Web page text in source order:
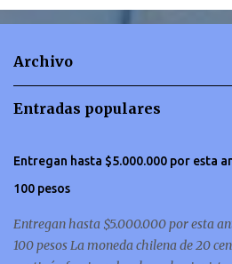
n
Archivo
Entradas populares
Entregan hasta $5.000.000 por esta
100 pesos
Entregan hasta $5.000.000 por esta
100 pesos La moneda chilena de 20